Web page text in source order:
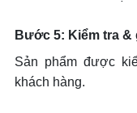
Bước 5: Kiểm tra &
Sản phẩm được
khách hàng.